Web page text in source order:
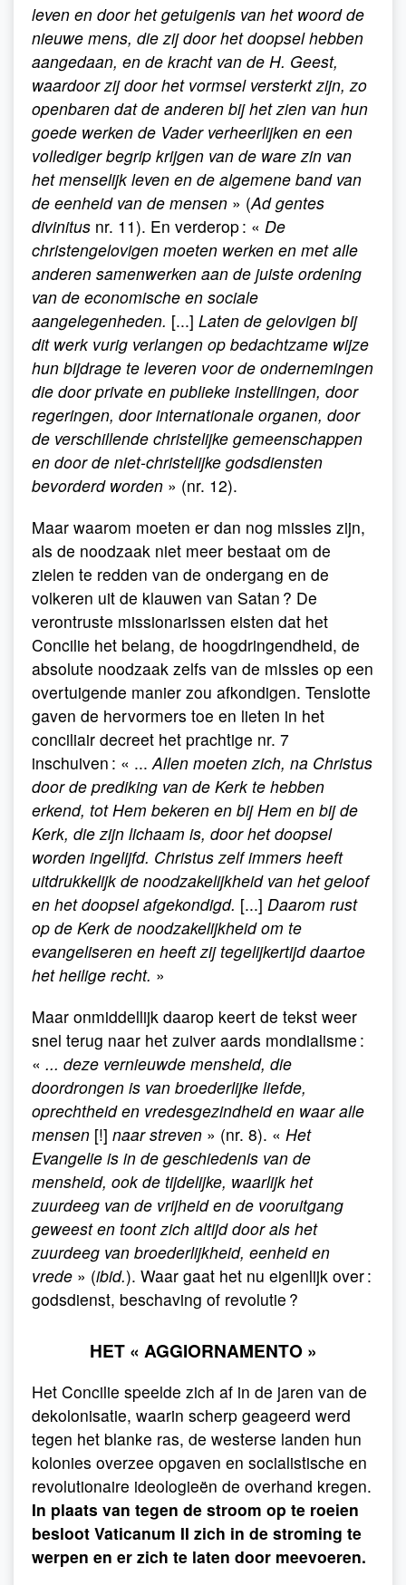
leven en door het getuigenis van het woord de
nieuwe mens, die zij door het doopsel hebben
aangedaan, en de kracht van de H. Geest,
waardoor zij door het vormsel versterkt zijn, zo
openbaren dat de anderen bij het zien van hun
goede werken de Vader verheerlijken en een
vollediger begrip krijgen van de ware zin van
het menselijk leven en de algemene band van
de eenheid van de mensen » (Ad gentes
divinitus nr. 11). En verderop : « De
christengelovigen moeten werken en met alle
anderen samenwerken aan de juiste ordening
van de economische en sociale
aangelegenheden. [...] Laten de gelovigen bij
dit werk vurig verlangen op bedachtzame wijze
hun bijdrage te leveren voor de ondernemingen
die door private en publieke instellingen, door
regeringen, door internationale organen, door
de verschillende christelijke gemeenschappen
en door de niet-christelijke godsdiensten
bevorderd worden » (nr. 12).
Maar waarom moeten er dan nog missies zijn,
als de noodzaak niet meer bestaat om de
zielen te redden van de ondergang en de
volkeren uit de klauwen van Satan ? De
verontruste missionarissen eisten dat het
Concilie het belang, de hoogdringendheid, de
absolute noodzaak zelfs van de missies op een
overtuigende manier zou afkondigen. Tenslotte
gaven de hervormers toe en lieten in het
conciliair decreet het prachtige nr. 7
inschuiven : « ... Allen moeten zich, na Christus
door de prediking van de Kerk te hebben
erkend, tot Hem bekeren en bij Hem en bij de
Kerk, die zijn lichaam is, door het doopsel
worden ingelijfd. Christus zelf immers heeft
uitdrukkelijk de noodzakelijkheid van het geloof
en het doopsel afgekondigd. [...] Daarom rust
op de Kerk de noodzakelijkheid om te
evangeliseren en heeft zij tegelijkertijd daartoe
het heilige recht. »
Maar onmiddellijk daarop keert de tekst weer
snel terug naar het zuiver aards mondialisme :
« ... deze vernieuwde mensheid, die
doordrongen is van broederlijke liefde,
oprechtheid en vredesgezindheid en waar alle
mensen [!] naar streven » (nr. 8). « Het
Evangelie is in de geschiedenis van de
mensheid, ook de tijdelijke, waarlijk het
zuurdeeg van de vrijheid en de vooruitgang
geweest en toont zich altijd door als het
zuurdeeg van broederlijkheid, eenheid en
vrede » (ibid.). Waar gaat het nu eigenlijk over :
godsdienst, beschaving of revolutie ?
HET « AGGIORNAMENTO »
Het Concilie speelde zich af in de jaren van de
dekolonisatie, waarin scherp geageerd werd
tegen het blanke ras, de westerse landen hun
kolonies overzee opgaven en socialistische en
revolutionaire ideologieën de overhand kregen.
In plaats van tegen de stroom op te roeien
besloot Vaticanum II zich in de stroming te
werpen en er zich te laten door meevoeren.